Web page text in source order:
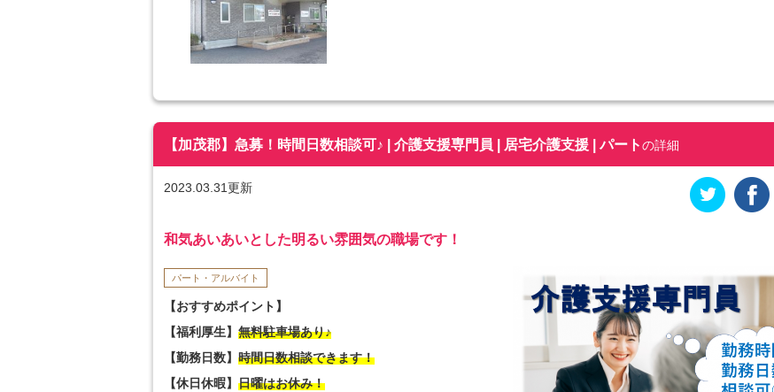
【加茂郡】急募！時間日数相談可♪ | 介護支援専門員 | 居宅介護支援 | パートの詳細
2023.03.31更新
和気あいあいとした明るい雰囲気の職場です！
パート・アルバイト
【おすすめポイント】
【福利厚生】 無料駐車場あり♪
【勤務日数】 時間日数相談できます！
【休日休暇】 日曜はお休み！